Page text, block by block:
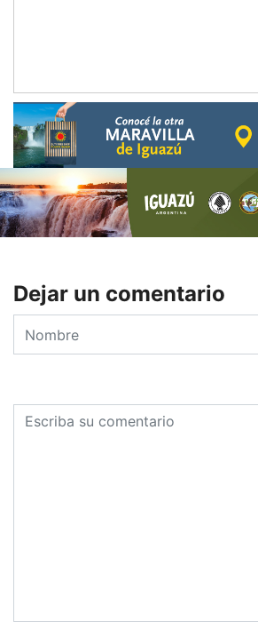
Dejar un comentario